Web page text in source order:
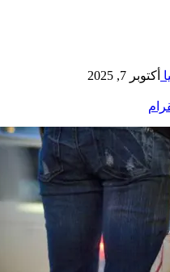
أكتوبر 7, 2025